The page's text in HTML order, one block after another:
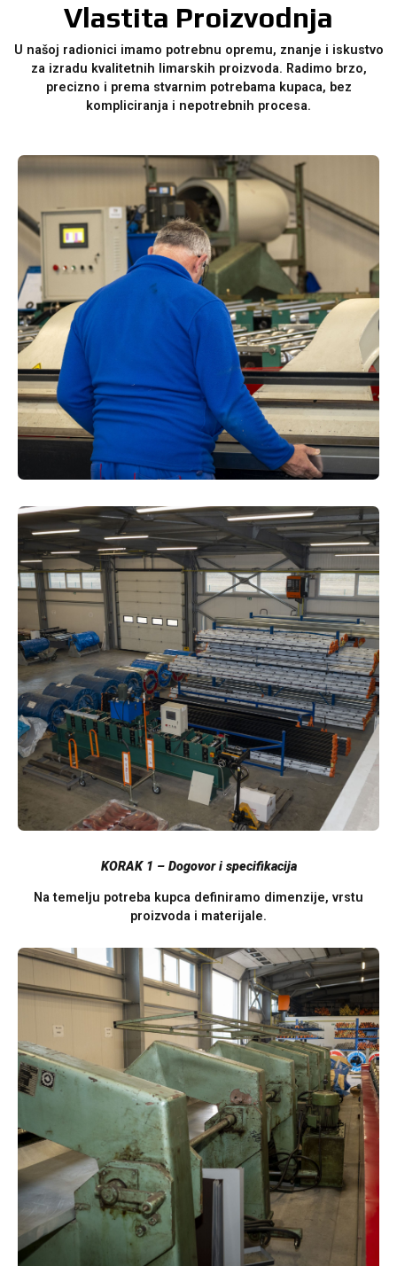
Vlastita Proizvodnja
U našoj radionici imamo potrebnu opremu, znanje i iskustvo
za izradu kvalitetnih limarskih proizvoda. Radimo brzo,
precizno i prema stvarnim potrebama kupaca, bez
kompliciranja i nepotrebnih procesa.
KORAK 1 – Dogovor i specifikacija
Na temelju potreba kupca definiramo dimenzije, vrstu
proizvoda i materijale.